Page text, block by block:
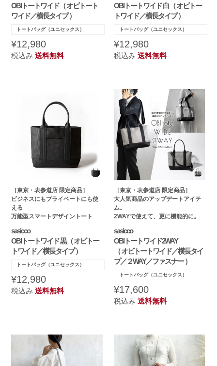
OBIトートワイド（ オビトート
ワイド／横長タイプ ）
トートバッグ（ユニセックス）
¥12,980
税込み送料無料
OBIトートワイド 白（ オビトー
トワイド／横長タイプ ）
トートバッグ（ユニセックス）
¥12,980
税込み送料無料
［東京・表参道店 限定商品］
ビジネスにもプライベートにも使
える
万能型スマートデザイントート
sasicco
OBIトートワイド 黒（ オビトー
トワイド／横長タイプ ）
トートバッグ（ユニセックス）
¥12,980
税込み送料無料
［東京・表参道店 限定商品］
大人気商品のアップデートアイテ
ム。
2WAYで使えて、更に機能的に。
sasicco
OBIトートワイド2WAY
（ オビトートワイド／横長タイ
プ／２WAY／ファスナー ）
トートバッグ（ユニセックス）
¥17,600
税込み送料無料